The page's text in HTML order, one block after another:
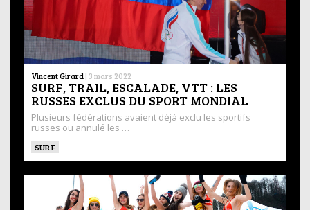
Vincent Girard | 3 mars 2022
SURF, TRAIL, ESCALADE, VTT : LES
RUSSES EXCLUS DU SPORT MONDIAL
Plusieurs fédérations avaient déjà exclu les sportifs
russes ou annulé les …
SURF